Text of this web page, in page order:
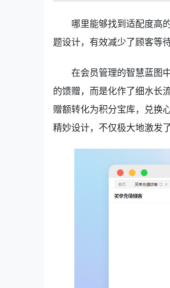
哪里能够找到适配度高
题设计，有效减少了顾客等
在会员管理的智慧蓝图
的馈赠，而是化作了细水长
赠额转化为积分宝库，兑换
精妙设计，不仅极大地激发